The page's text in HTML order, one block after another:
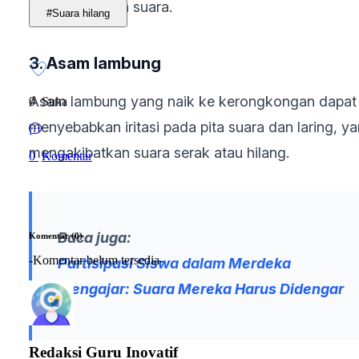
pada hilangnya suara.
3. Asam lambung
Asam lambung yang naik ke kerongkongan dapat
menyebabkan iritasi pada pita suara dan laring,
mengakibatkan suara serak atau hilang.
Baca juga:
Partisipasi Siswa dalam Merdeka
Mengajar: Suara Mereka Harus Didengar
#Suara hilang
0 Suka
0 Komentar
Komentar (0)
-Komentar belum tersedia-
Redaksi Guru Inovatif